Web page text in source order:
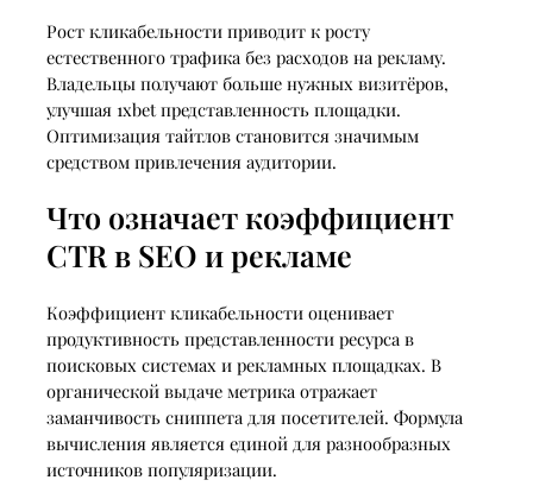
Рост кликабельности приводит к росту
естественного трафика без расходов на рекламу.
Владельцы получают больше нужных визитёров,
улучшая 1xbet представленность площадки.
Оптимизация тайтлов становится значимым
средством привлечения аудитории.
Что означает коэффициент
CTR в SEO и рекламе
Коэффициент кликабельности оценивает
продуктивность представленности ресурса в
поисковых системах и рекламных площадках. В
органической выдаче метрика отражает
заманчивость сниппета для посетителей. Формула
вычисления является единой для разнообразных
источников популяризации.